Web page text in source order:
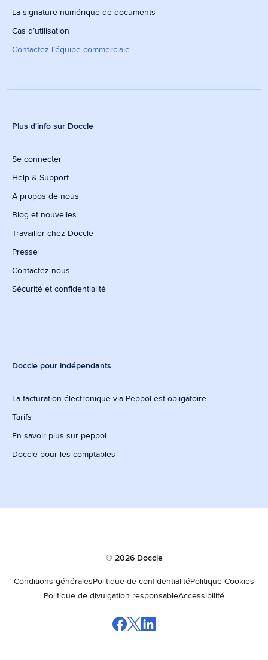
La signature numérique de documents
Cas d’utilisation
Contactez l’équipe commerciale
Plus d'info sur Doccle
Se connecter
Help & Support
A propos de nous
Blog et nouvelles
Travailler chez Doccle
Presse
Contactez-nous
Sécurité et confidentialité
Doccle pour indépendants
La facturation électronique via Peppol est obligatoire
Tarifs
En savoir plus sur peppol
Doccle pour les comptables
© 2026 Doccle
Conditions généralesPolitique de confidentialitéPolitique Cookies
Politique de divulgation responsableAccessibilité